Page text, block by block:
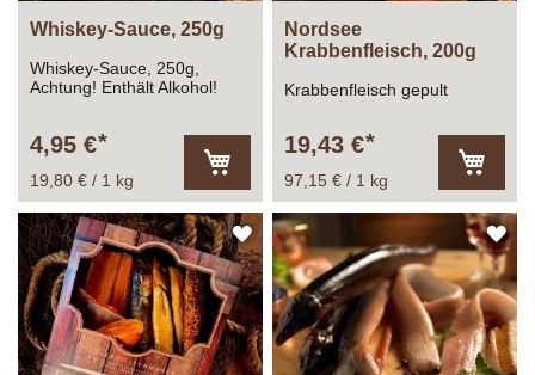
Whiskey-Sauce, 250g
Whiskey-Sauce, 250g,
Achtung! Enthält Alkohol!
4,95 €
19,80 € / 1 kg
den
Warenkorb
Nordsee
Krabbenfleisch, 200g
Krabbenfleisch gepult
19,43 €
97,15 € / 1 kg
den
ZUR
WUNSCHLISTE
HINZUFÜGEN